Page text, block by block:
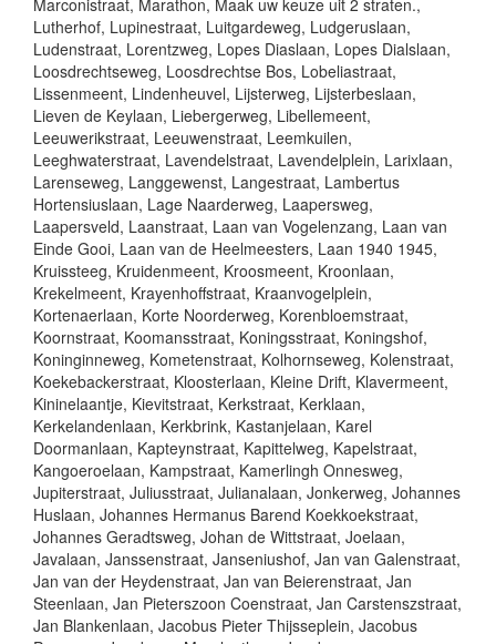
Marconistraat, Marathon, Maak uw keuze uit 2 straten.,
Lutherhof, Lupinestraat, Luitgardeweg, Ludgeruslaan,
Ludenstraat, Lorentzweg, Lopes Diaslaan, Lopes Dialslaan,
Loosdrechtseweg, Loosdrechtse Bos, Lobeliastraat,
Lissenmeent, Lindenheuvel, Lijsterweg, Lijsterbeslaan,
Lieven de Keylaan, Liebergerweg, Libellemeent,
Leeuwerikstraat, Leeuwenstraat, Leemkuilen,
Leeghwaterstraat, Lavendelstraat, Lavendelplein, Larixlaan,
Larenseweg, Langgewenst, Langestraat, Lambertus
Hortensiuslaan, Lage Naarderweg, Laapersweg,
Laapersveld, Laanstraat, Laan van Vogelenzang, Laan van
Einde Gooi, Laan van de Heelmeesters, Laan 1940 1945,
Kruissteeg, Kruidenmeent, Kroosmeent, Kroonlaan,
Krekelmeent, Krayenhoffstraat, Kraanvogelplein,
Kortenaerlaan, Korte Noorderweg, Korenbloemstraat,
Koornstraat, Koomansstraat, Koningsstraat, Koningshof,
Koninginneweg, Kometenstraat, Kolhornseweg, Kolenstraat,
Koekebackerstraat, Kloosterlaan, Kleine Drift, Klavermeent,
Kininelaantje, Kievitstraat, Kerkstraat, Kerklaan,
Kerkelandenlaan, Kerkbrink, Kastanjelaan, Karel
Doormanlaan, Kapteynstraat, Kapittelweg, Kapelstraat,
Kangoeroelaan, Kampstraat, Kamerlingh Onnesweg,
Jupiterstraat, Juliusstraat, Julianalaan, Jonkerweg, Johannes
Huslaan, Johannes Hermanus Barend Koekkoekstraat,
Johannes Geradtsweg, Johan de Wittstraat, Joelaan,
Javalaan, Janssenstraat, Janseniushof, Jan van Galenstraat,
Jan van der Heydenstraat, Jan van Beierenstraat, Jan
Steenlaan, Jan Pieterszoon Coenstraat, Jan Carstenszstraat,
Jan Blankenlaan, Jacobus Pieter Thijsseplein, Jacobus